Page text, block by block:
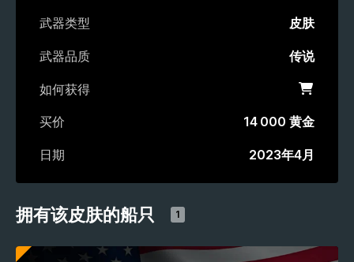
武器类型 皮肤
武器品质 传说
如何获得
军火商
买价
14 000 黄金
日期 2023年4月
拥有该皮肤的船只 1